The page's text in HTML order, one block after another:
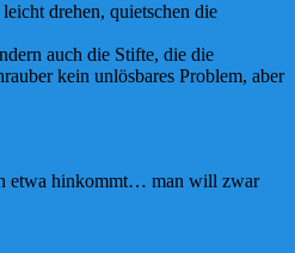
drehen, quietschen die
auch die Stifte, die die
kein unlösbares Problem, aber
etwa hinkommt… man will zwar